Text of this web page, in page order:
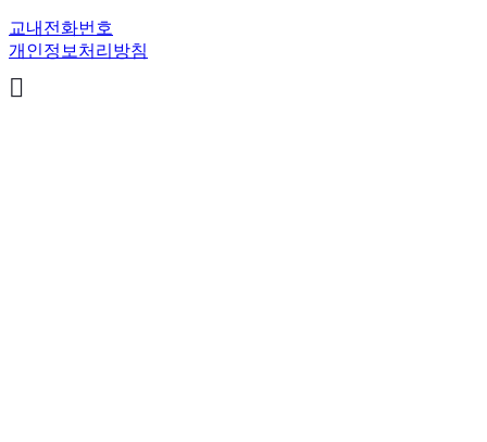
교내전화번호
개인정보처리방침